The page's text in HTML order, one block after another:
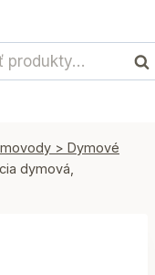
> Dymové
dymová,